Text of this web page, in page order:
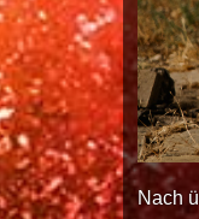
Nach